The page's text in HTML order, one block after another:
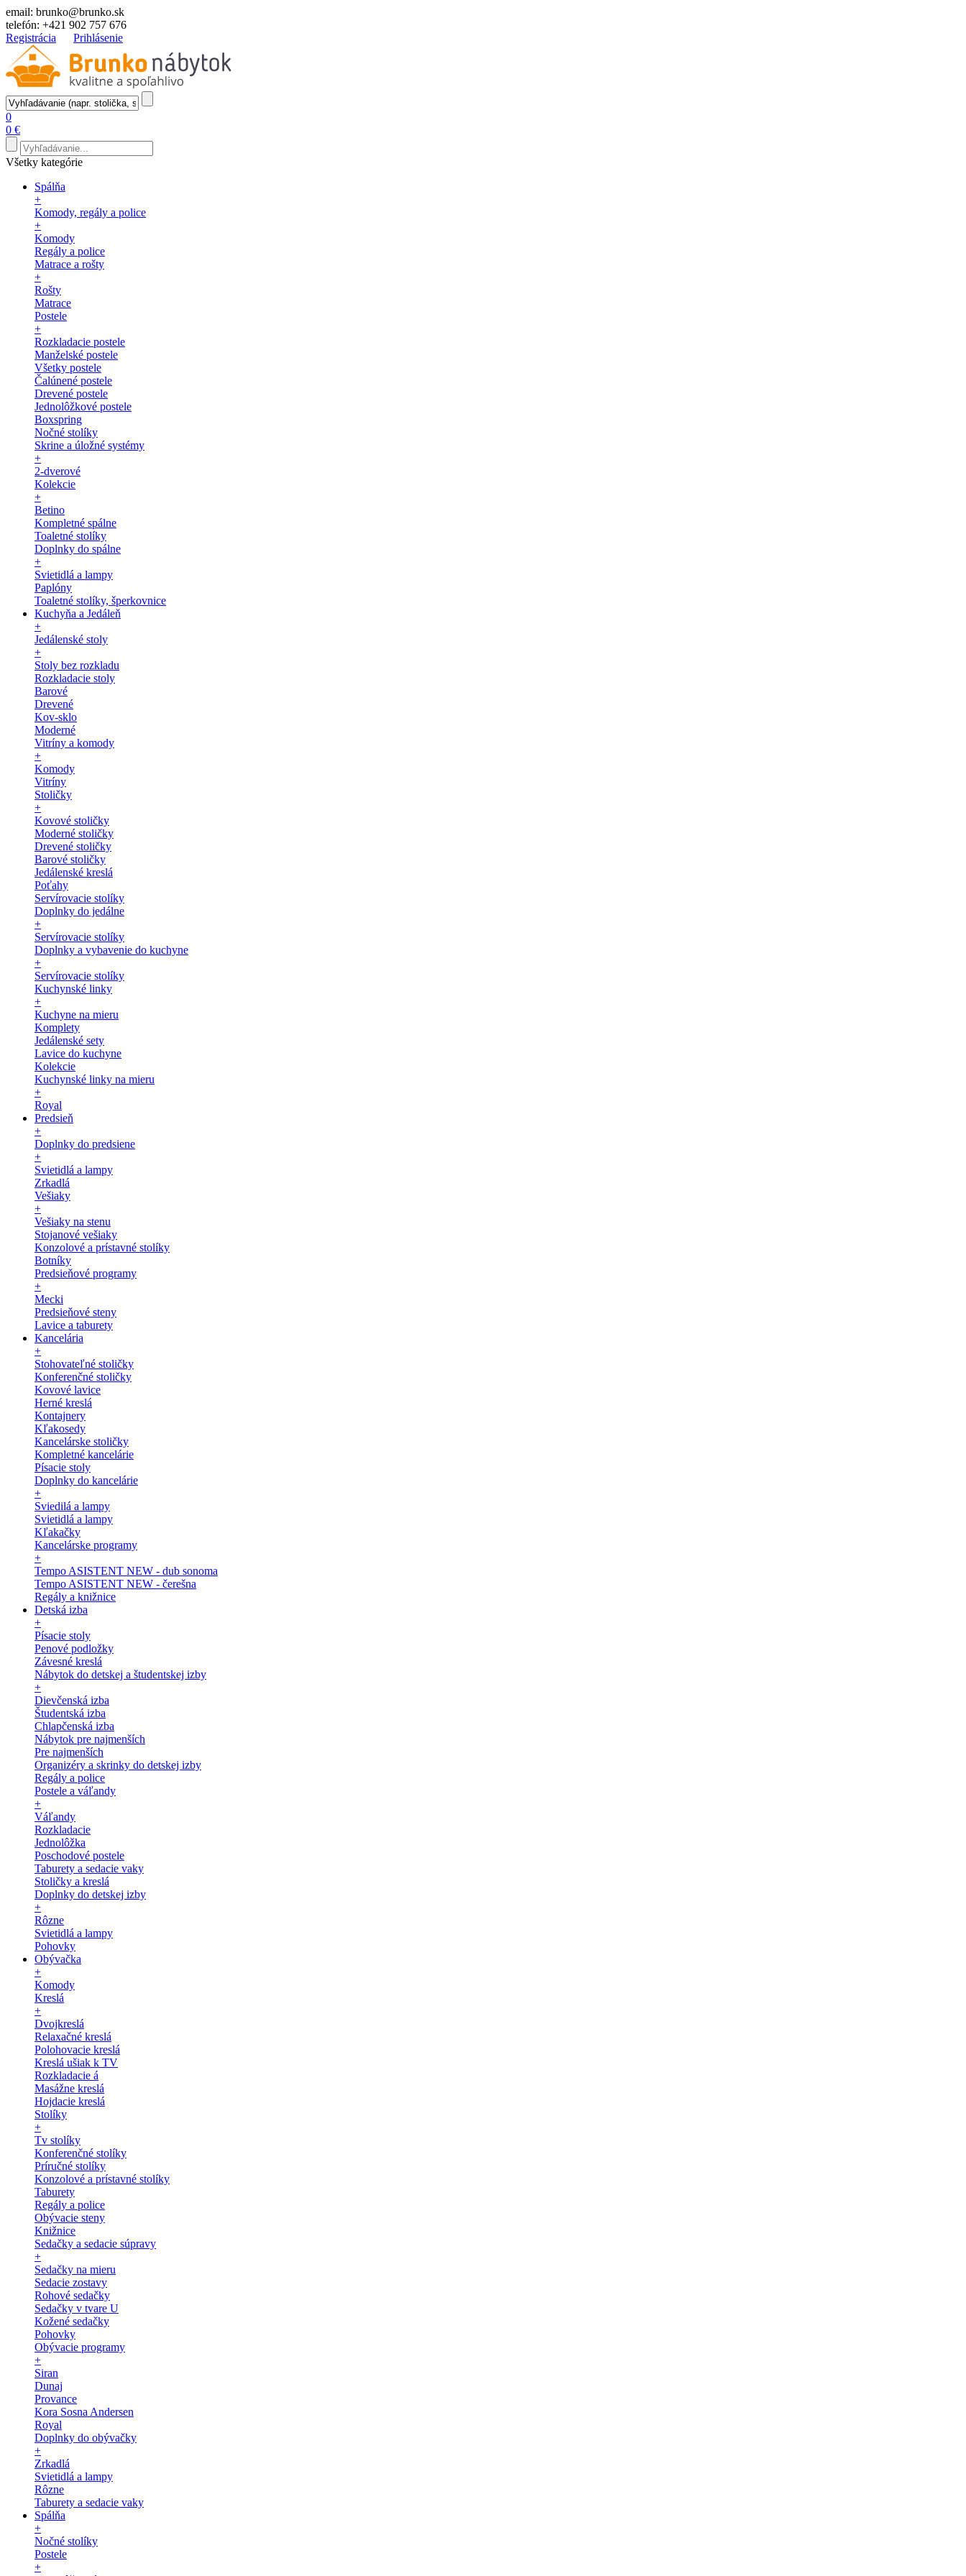
email: brunko@brunko.sk
telefón: +421 902 757 676
Registrácia
Prihlásenie
0
0 €
Všetky kategórie
Spálňa
+
Komody, regály a police
+
Komody
Regály a police
Matrace a rošty
+
Rošty
Matrace
Postele
+
Rozkladacie postele
Manželské postele
Všetky postele
Čalúnené postele
Drevené postele
Jednolôžkové postele
Boxspring
Nočné stolíky
Skrine a úložné systémy
+
2-dverové
Kolekcie
+
Betino
Kompletné spálne
Toaletné stolíky
Doplnky do spálne
+
Svietidlá a lampy
Paplóny
Toaletné stolíky, šperkovnice
Kuchyňa a Jedáleň
+
Jedálenské stoly
+
Stoly bez rozkladu
Rozkladacie stoly
Barové
Drevené
Kov-sklo
Moderné
Vitríny a komody
+
Komody
Vitríny
Stoličky
+
Kovové stoličky
Moderné stoličky
Drevené stoličky
Barové stoličky
Jedálenské kreslá
Poťahy
Servírovacie stolíky
Doplnky do jedálne
+
Servírovacie stolíky
Doplnky a vybavenie do kuchyne
+
Servírovacie stolíky
Kuchynské linky
+
Kuchyne na mieru
Komplety
Jedálenské sety
Lavice do kuchyne
Kolekcie
Kuchynské linky na mieru
+
Royal
Predsieň
+
Doplnky do predsiene
+
Svietidlá a lampy
Zrkadlá
Vešiaky
+
Vešiaky na stenu
Stojanové vešiaky
Konzolové a prístavné stolíky
Botníky
Predsieňové programy
+
Mecki
Predsieňové steny
Lavice a taburety
Kancelária
+
Stohovateľné stoličky
Konferenčné stoličky
Kovové lavice
Herné kreslá
Kontajnery
Kľakosedy
Kancelárske stoličky
Kompletné kancelárie
Písacie stoly
Doplnky do kancelárie
+
Sviedilá a lampy
Svietidlá a lampy
Kľakačky
Kancelárske programy
+
Tempo ASISTENT NEW - dub sonoma
Tempo ASISTENT NEW - čerešna
Regály a knižnice
Detská izba
+
Písacie stoly
Penové podložky
Závesné kreslá
Nábytok do detskej a študentskej izby
+
Dievčenská izba
Študentská izba
Chlapčenská izba
Nábytok pre najmenších
Pre najmenších
Organizéry a skrinky do detskej izby
Regály a police
Postele a váľandy
+
Váľandy
Rozkladacie
Jednolôžka
Poschodové postele
Taburety a sedacie vaky
Stoličky a kreslá
Doplnky do detskej izby
+
Rôzne
Svietidlá a lampy
Pohovky
Obývačka
+
Komody
Kreslá
+
Dvojkreslá
Relaxačné kreslá
Polohovacie kreslá
Kreslá ušiak k TV
Rozkladacie á
Masážne kreslá
Hojdacie kreslá
Stolíky
+
Tv stolíky
Konferenčné stolíky
Príručné stolíky
Konzolové a prístavné stolíky
Taburety
Regály a police
Obývacie steny
Knižnice
Sedačky a sedacie súpravy
+
Sedačky na mieru
Sedacie zostavy
Rohové sedačky
Sedačky v tvare U
Kožené sedačky
Pohovky
Obývacie programy
+
Siran
Dunaj
Provance
Kora Sosna Andersen
Royal
Doplnky do obývačky
+
Zrkadlá
Svietidlá a lampy
Rôzne
Taburety a sedacie vaky
Spálňa
+
Nočné stolíky
Postele
+